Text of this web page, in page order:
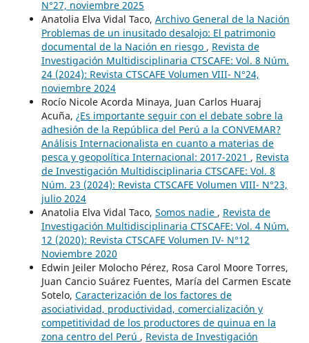
N°27, noviembre 2025
Anatolia Elva Vidal Taco, Archivo General de la Nación
Problemas de un inusitado desalojo: El patrimonio
documental de la Nación en riesgo , Revista de
Investigación Multidisciplinaria CTSCAFE: Vol. 8 Núm.
24 (2024): Revista CTSCAFE Volumen VIII- N°24,
noviembre 2024
Rocío Nicole Acorda Minaya, Juan Carlos Huaraj
Acuña, ¿Es importante seguir con el debate sobre la
adhesión de la República del Perú a la CONVEMAR?
Análisis Internacionalista en cuanto a materias de
pesca y geopolítica Internacional: 2017-2021 , Revista
de Investigación Multidisciplinaria CTSCAFE: Vol. 8
Núm. 23 (2024): Revista CTSCAFE Volumen VIII- N°23,
julio 2024
Anatolia Elva Vidal Taco, Somos nadie , Revista de
Investigación Multidisciplinaria CTSCAFE: Vol. 4 Núm.
12 (2020): Revista CTSCAFE Volumen IV- N°12
Noviembre 2020
Edwin Jeiler Molocho Pérez, Rosa Carol Moore Torres,
Juan Cancio Suárez Fuentes, María del Carmen Escate
Sotelo, Caracterización de los factores de
asociatividad, productividad, comercialización y
competitividad de los productores de quinua en la
zona centro del Perú , Revista de Investigación